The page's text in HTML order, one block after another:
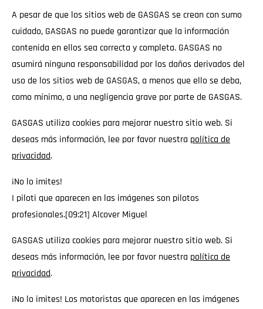
A pesar de que los sitios web de GASGAS se crean con sumo
cuidado, GASGAS no puede garantizar que la información
contenida en ellos sea correcta y completa. GASGAS no
asumirá ninguna responsabilidad por los daños derivados del
uso de los sitios web de GASGAS, a menos que ello se deba,
como mínimo, a una negligencia grave por parte de GASGAS.
GASGAS utiliza cookies para mejorar nuestro sitio web. Si
deseas más información, lee por favor nuestra política de
privacidad.
¡No lo imites!
I piloti que aparecen en las imágenes son pilotos
profesionales.[09:21] Alcover Miguel
GASGAS utiliza cookies para mejorar nuestro sitio web. Si
deseas más información, lee por favor nuestra política de
privacidad.
¡No lo imites! Los motoristas que aparecen en las imágenes